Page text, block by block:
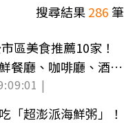
搜尋結果286筆
區美食推薦10家！
餐廳、咖啡廳、酒吧
|
「超澎派海鮮粥」！